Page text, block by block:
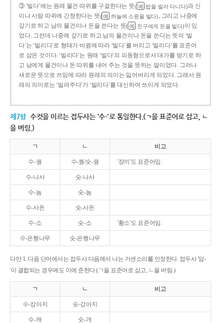
③ ‘빌다’에는 원래 물건 따위를 구걸한다는 뜻( 예 밥을 빌러 다니다)과 신
이나 사람 따위에 간청한다는 뜻( 예 하늘에 소원을 빌다), 그리고 나중에
갚기로 하고 남의 물건이나 돈을 쓴다는 뜻( 예 친구에게 돈을 빌다)이 있
었다. 그런데 나중에 갚기로 하고 남의 물건이나 돈을 쓴다는 뜻의 ‘빌
다’는 ‘빌리다’로 형태가 바뀜에 따라 ‘빌다’를 버리고 ‘빌리다’를 표준어
로 삼은 것이다. ‘빌리다’는 원래 ‘빌다’의 피동형으로서 대가를 받기로 하
고 남에게 물건이나 돈 따위를 내어 주는 것을 뜻하는 말이었다. 그러나
새로운 뜻으로 쓰임에 따라 원래의 의미는 잃어버리게 되었다. 그래서 원
래의 의미로는 ‘빌려주다’가 ‘빌리다’를 대신하여 쓰이게 되었다.
제7항 수컷을 이르는 접두사는 '수-'로 통일한다.(ㄱ을 표준어로 삼고, ㄴ
을 버림.)
ㄱ ㄴ 비고
수-꿩 수-퀑/숫-꿩 '장끼'도 표준어임.
수-나사 숫-나사
수-놈 숫-놈
수-사돈 숫-사돈
수-소 숫-소 '황소'도 표준어임.
수-은행나무 숫-은행나무
다만 1. 다음 단어에서는 접두사 다음에서 나는 거센소리를 인정한다. 접두사 '암-
'이 결합되는 경우에도 이에 준한다.(ㄱ을 표준어로 삼고, ㄴ을 버림.)
ㄱ ㄴ 비고
수-캉아지 숫-강아지
수-캐 숫-개